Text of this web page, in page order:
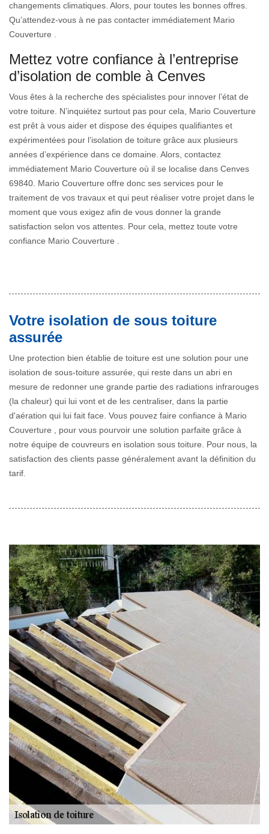
changements climatiques. Alors, pour toutes les bonnes offres.
Qu’attendez-vous à ne pas contacter immédiatement Mario
Couverture .
Mettez votre confiance à l’entreprise
d’isolation de comble à Cenves
Vous êtes à la recherche des spécialistes pour innover l’état de
votre toiture. N’inquiétez surtout pas pour cela, Mario Couverture
est prêt à vous aider et dispose des équipes qualifiantes et
expérimentées pour l’isolation de toiture grâce aux plusieurs
années d’expérience dans ce domaine. Alors, contactez
immédiatement Mario Couverture où il se localise dans Cenves
69840. Mario Couverture offre donc ses services pour le
traitement de vos travaux et qui peut réaliser votre projet dans le
moment que vous exigez afin de vous donner la grande
satisfaction selon vos attentes. Pour cela, mettez toute votre
confiance Mario Couverture .
Votre isolation de sous toiture
assurée
Une protection bien établie de toiture est une solution pour une
isolation de sous-toiture assurée, qui reste dans un abri en
mesure de redonner une grande partie des radiations infrarouges
(la chaleur) qui lui vont et de les centraliser, dans la partie
d'aération qui lui fait face. Vous pouvez faire confiance à Mario
Couverture , pour vous pourvoir une solution parfaite grâce à
notre équipe de couvreurs en isolation sous toiture. Pour nous, la
satisfaction des clients passe généralement avant la définition du
tarif.